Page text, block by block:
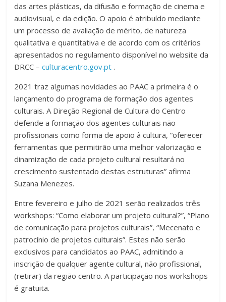
das artes plásticas, da difusão e formação de cinema e
audiovisual, e da edição. O apoio é atribuído mediante
um processo de avaliação de mérito, de natureza
qualitativa e quantitativa e de acordo com os critérios
apresentados no regulamento disponível no website da
DRCC –culturacentro.gov.pt .
2021 traz algumas novidades ao PAAC a primeira é o
lançamento do programa de formação dos agentes
culturais. A Direção Regional de Cultura do Centro
defende a formação dos agentes culturais não
profissionais como forma de apoio à cultura, “oferecer
ferramentas que permitirão uma melhor valorização e
dinamização de cada projeto cultural resultará no
crescimento sustentado destas estruturas” afirma
Suzana Menezes.
Entre fevereiro e julho de 2021 serão realizados três
workshops: “Como elaborar um projeto cultural?”, “Plano
de comunicação para projetos culturais”, “Mecenato e
patrocínio de projetos culturais”. Estes não serão
exclusivos para candidatos ao PAAC, admitindo a
inscrição de qualquer agente cultural, não profissional,
(retirar) da região centro. A participação nos workshops
é gratuita.